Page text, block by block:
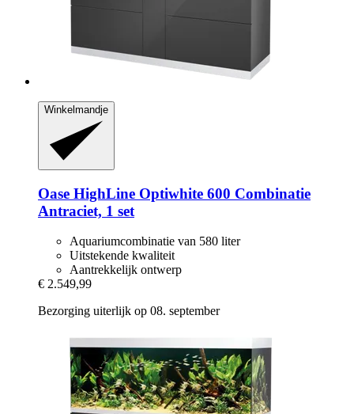
Winkelmandje
Oase HighLine Optiwhite 600 Combinatie
Antraciet, 1 set
Aquariumcombinatie van 580 liter
Uitstekende kwaliteit
Aantrekkelijk ontwerp
€ 2.549,99
Bezorging uiterlijk op 08. september